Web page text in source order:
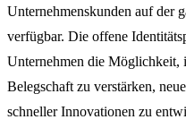
Unternehmenskunden auf der
verfügbar. Die offene
Unternehmen die Möglichkeit,
Belegschaft zu verstärken,
schneller Innovationen zu